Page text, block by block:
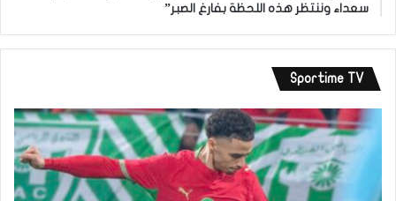
سعداء وننتظر هذه اللحظة بفارغ الصبر”
Sportime TV